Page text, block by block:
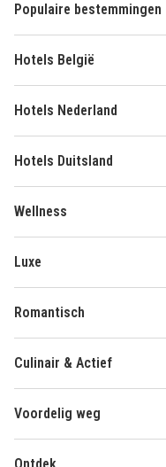
Populaire bestemmingen
Hotels België
Hotels Nederland
Hotels Duitsland
Wellness
Luxe
Romantisch
Culinair & Actief
Voordelig weg